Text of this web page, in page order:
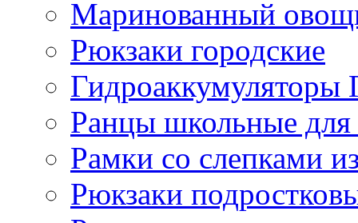
Маринованный
Рюкзаки городские
Ранцы школьные
Рамки со слепками
Рюкзаки